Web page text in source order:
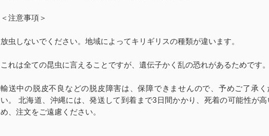
＜注意事項＞
放虫しないでください。地域によってキリギリスの種類が違います。
これは全ての昆虫に言えることですが、遺伝子かく乱の恐れがあるためです。
輸送中の脱皮不良などの脱皮障害は、保障できませんので、予めご了承く
い。 北海道、沖縄には、発送して到着まで3日間かかり、死着の可能性が高
め、注文をご遠慮ください。